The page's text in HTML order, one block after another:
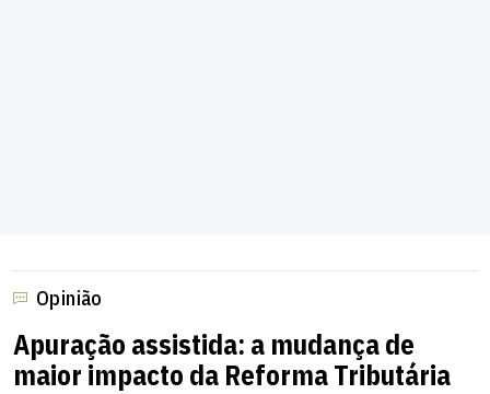
Opinião
Apuração assistida: a mudança de
maior impacto da Reforma Tributária